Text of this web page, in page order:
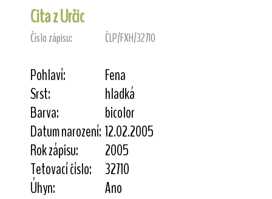
Cita z Určic
Číslo zápisu: ČLP/FXH/32710
Pohlaví:
Fena
Srst:
hladká
Barva:
bicolor
Datum narození: 12.02.2005
Rok zápisu:
2005
Tetovací číslo:
32710
Úhyn:
Ano